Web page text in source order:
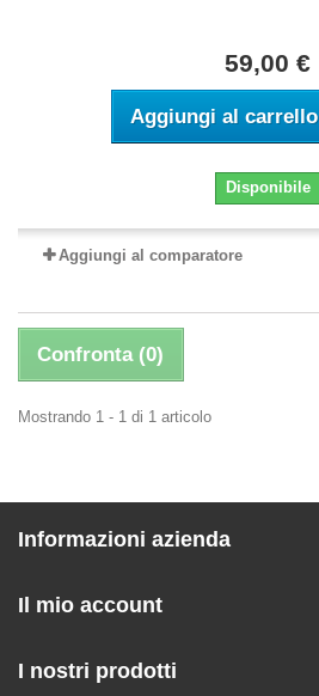
59,00 €
Aggiungi al carrello
Disponibile
Aggiungi al comparatore
Confronta (0)
Mostrando 1 - 1 di 1 articolo
Informazioni azienda
Il mio account
I nostri prodotti